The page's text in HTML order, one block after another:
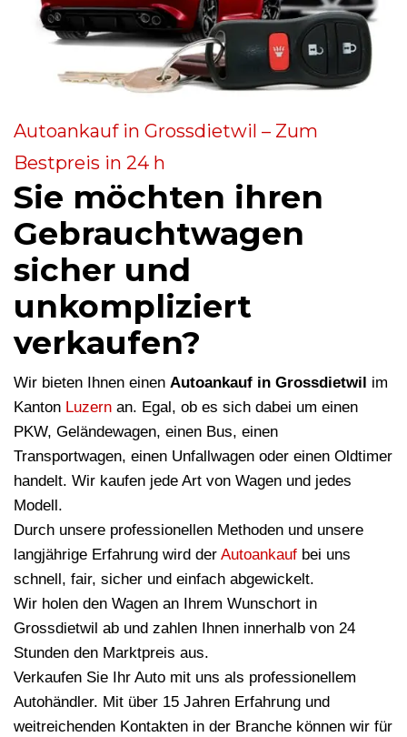
Autoankauf in Grossdietwil – Zum
Bestpreis in 24 h
Sie möchten ihren
Gebrauchtwagen
sicher und
unkompliziert
verkaufen?
Wir bieten Ihnen einen Autoankauf in Grossdietwil im
Kanton Luzern an. Egal, ob es sich dabei um einen
PKW, Geländewagen, einen Bus, einen
Transportwagen, einen Unfallwagen oder einen Oldtimer
handelt. Wir kaufen jede Art von Wagen und jedes
Modell.
Durch unsere professionellen Methoden und unsere
langjährige Erfahrung wird der Autoankauf bei uns
schnell, fair, sicher und einfach abgewickelt.
Wir holen den Wagen an Ihrem Wunschort in
Grossdietwil ab und zahlen Ihnen innerhalb von 24
Stunden den Marktpreis aus.
Verkaufen Sie Ihr Auto mit uns als professionellem
Autohändler. Mit über 15 Jahren Erfahrung und
weitreichenden Kontakten in der Branche können wir für